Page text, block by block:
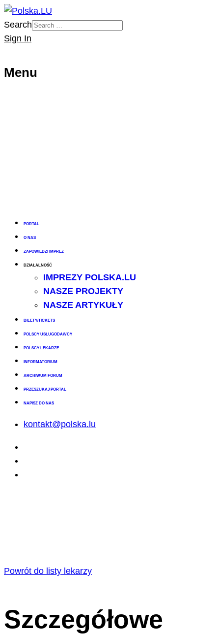
Search
Sign In
Menu
PORTAL
O NAS
ZAPOWIEDZI IMPREZ
DZIAŁALNOŚĆ
IMPREZY POLSKA.LU
NASZE PROJEKTY
NASZE ARTYKUŁY
BILETY/TICKETS
POLSCY USŁUGODAWCY
POLSCY LEKARZE
INFORMATORIUM
ARCHIWUM FORUM
PRZESZUKAJ PORTAL
NAPISZ DO NAS
kontakt@polska.lu
Powrót do listy lekarzy
Szczegółowe